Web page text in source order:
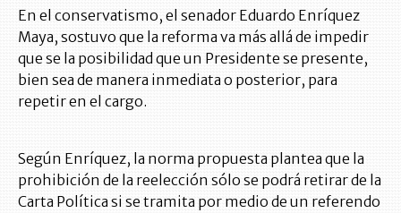
En el conservatismo, el senador Eduardo Enríquez
Maya, sostuvo que la reforma va más allá de impedir
que se la posibilidad que un Presidente se presente,
bien sea de manera inmediata o posterior, para
repetir en el cargo.
Según Enríquez, la norma propuesta plantea que la
prohibición de la reelección sólo se podrá retirar de la
Carta Política si se tramita por medio de un referendo